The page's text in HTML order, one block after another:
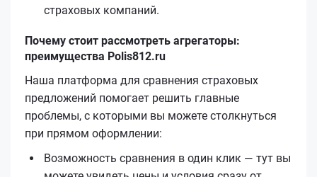
страховых компаний.
Почему стоит рассмотреть агрегаторы:
преимущества Polis812.ru
Наша платформа для сравнения страховых
предложений помогает решить главные
проблемы, с которыми вы можете столкнуться
при прямом оформлении:
Возможность сравнения в один клик — тут вы